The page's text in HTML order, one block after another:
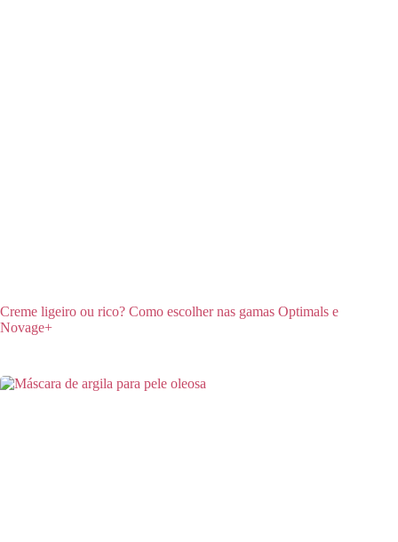
Creme ligeiro ou rico? Como escolher nas gamas Optimals e
Novage+